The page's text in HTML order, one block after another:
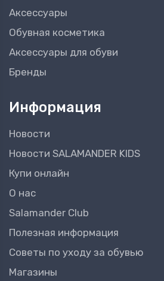
Аксессуары
Обувная косметика
Аксессуары для обуви
Бренды
Информация
Новости
Новости SALAMANDER KIDS
Купи онлайн
О нас
Salamander Club
Полезная информация
Советы по уходу за обувью
Магазины